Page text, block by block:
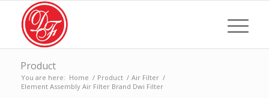
Product
You are here: Home / Product / Air Filter /
Element Assembly Air Filter Brand Dwi Filter